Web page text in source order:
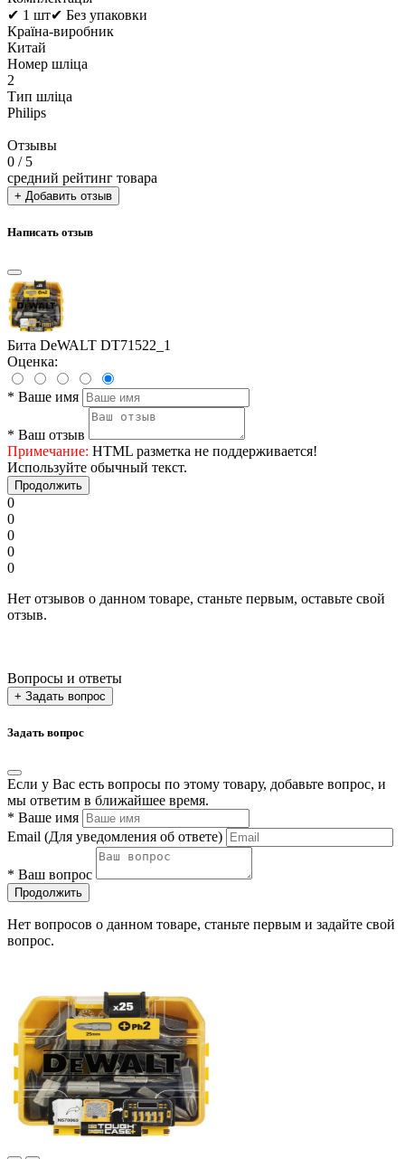
✔ 1 шт✔ Без упаковки
Країна-виробник
Китай
Номер шліца
2
Тип шліца
Philips
Отзывы
0 / 5
средний рейтинг товара
+ Добавить отзыв
Написать отзыв
Бита DeWALT DT71522_1
Оценка:
* Ваше имя
* Ваш отзыв
Примечание: HTML разметка не поддерживается!
Используйте обычный текст.
Продолжить
0
0
0
0
0
Нет отзывов о данном товаре, станьте первым, оставьте свой
отзыв.
Вопросы и ответы
+ Задать вопрос
Задать вопрос
Если у Вас есть вопросы по этому товару, добавьте вопрос, и
мы ответим в ближайшее время.
* Ваше имя
Email (Для уведомления об ответе)
* Ваш вопрос
Продолжить
Нет вопросов о данном товаре, станьте первым и задайте свой
вопрос.